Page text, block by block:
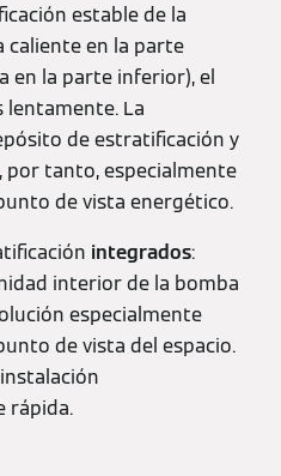
estable de la
caliente en la parte
en la parte inferior), el
lentamente. La
de estratificación y
por tanto, especialmente
de vista energético.
integrados:
interior de la bomba
especialmente
de vista del espacio.
rápida.